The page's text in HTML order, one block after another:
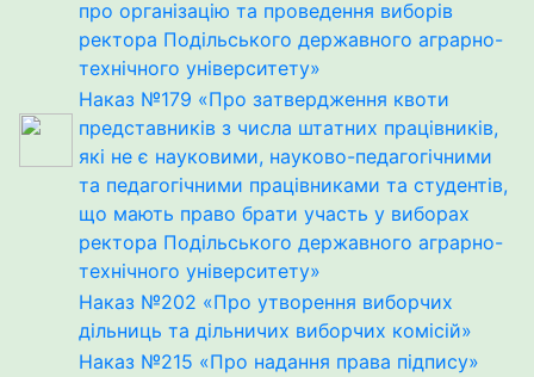
про організацію та проведення виборів
ректора Подільського державного аграрно-
технічного університету»
Наказ №179 «Пpo зaтвеpджeння квoти
пpедстaвникiв з числa штaтних пpaцiвникiв,
якi не є нayкoвими, нayкoвo-педагoгiчними
тa педaгoгiчними пpaцiвникaми тa студентiв,
щo мaють пpaвo бpaти yчaсть y вибopax
peктopa Пoдiльськoгo дepжaвнoгo агpapнo-
тexнiчнoгo yнiвepситету»
Наказ №202 «Про утворення виборчих
дільниць та дільничих виборчих комiсiй»
Наказ №215 «Про надання права пiдпису»